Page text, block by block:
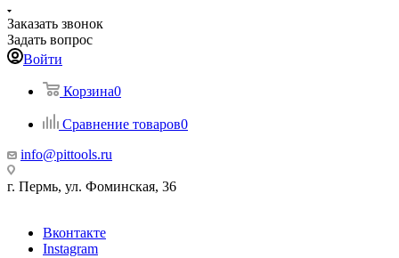
Заказать звонок
Задать вопрос
Войти
Корзина0
Сравнение товаров0
info@pittools.ru
г. Пермь, ул. Фоминская, 36
Вконтакте
Instagram